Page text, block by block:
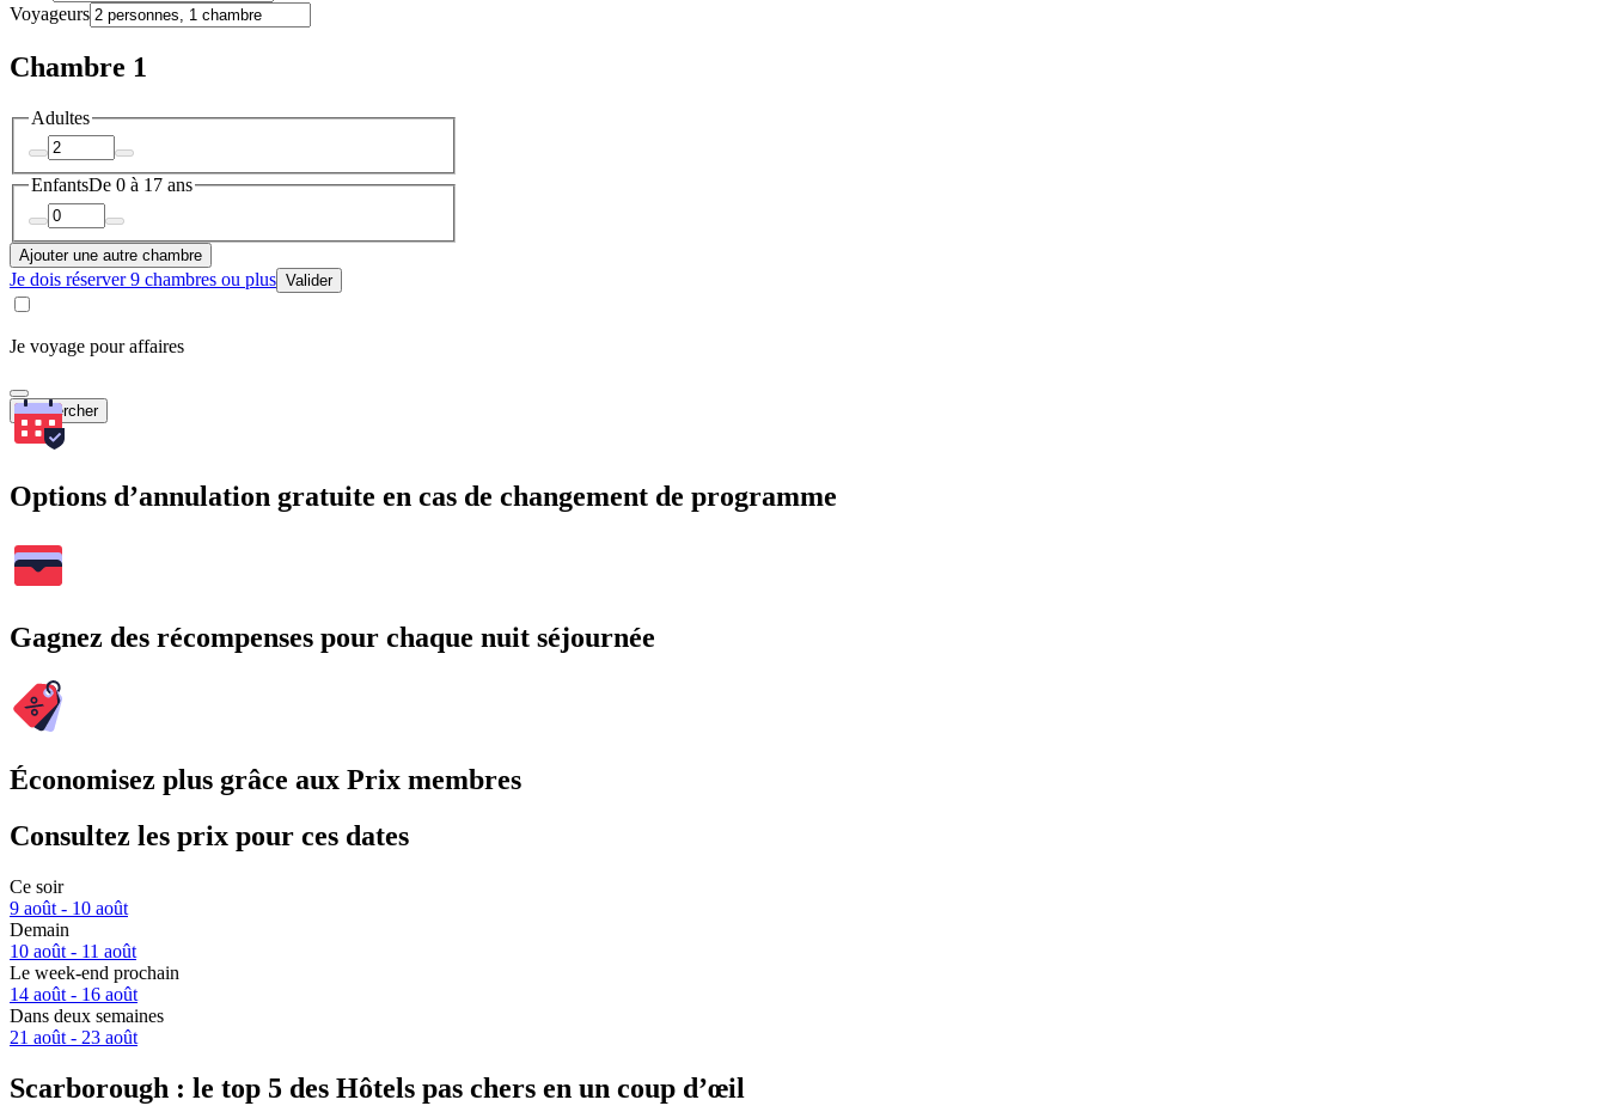
Voyageurs
Chambre 1
Adultes
EnfantsDe 0 à 17 ans
Ajouter une autre chambre
Je dois réserver 9 chambres ou plus Valider
Je voyage pour affaires
Rechercher
Options d’annulation gratuite en cas de changement de programme
Gagnez des récompenses pour chaque nuit séjournée
Économisez plus grâce aux Prix membres
Consultez les prix pour ces dates
Ce soir
9 août - 10 août
Demain
10 août - 11 août
Le week-end prochain
14 août - 16 août
Dans deux semaines
21 août - 23 août
Scarborough : le top 5 des Hôtels pas chers en un coup d’œil